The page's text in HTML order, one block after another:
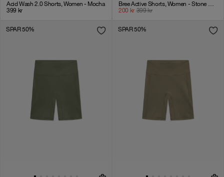
Acid Wash 2.0 Shorts, Women - Mocha
399 kr
Bree Active Shorts, Women - Stone Gray
200 kr 399kr
SPAR 50% SPAR 50%